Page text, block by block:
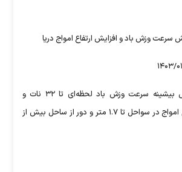
سرعت وزش باد و افزایش ارتفاع امواج دریا
نوع مخاطره: افزایش بیشینه سرعت وزش باد لحظه‌ای تا ۳۲ نات و
افزایش بیشینه ارتفاع امواج در سواحل تا ۱.۷ متر و دور از ساحل بیش از